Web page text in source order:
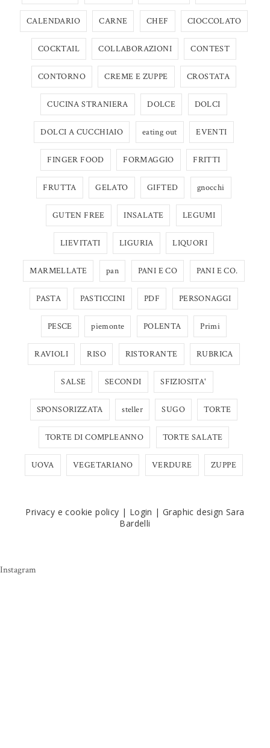
CALENDARIO CARNE CHEF CIOCCOLATO
COCKTAIL COLLABORAZIONI CONTEST
CONTORNO CREME E ZUPPE CROSTATA
CUCINA STRANIERA DOLCE DOLCI
DOLCI A CUCCHIAIO eating out EVENTI
FINGER FOOD FORMAGGIO FRITTI
FRUTTA GELATO GIFTED gnocchi
GUTEN FREE INSALATE LEGUMI
LIEVITATI LIGURIA LIQUORI
MARMELLATE pan PANI E CO PANI E CO.
PASTA PASTICCINI PDF PERSONAGGI
PESCE piemonte POLENTA Primi
RAVIOLI RISO RISTORANTE RUBRICA
SALSE SECONDI SFIZIOSITA'
SPONSORIZZATA steller SUGO TORTE
TORTE DI COMPLEANNO TORTE SALATE
UOVA VEGETARIANO VERDURE ZUPPE
Privacy e cookie policy | Login | Graphic design Sara
Bardelli
Instagram